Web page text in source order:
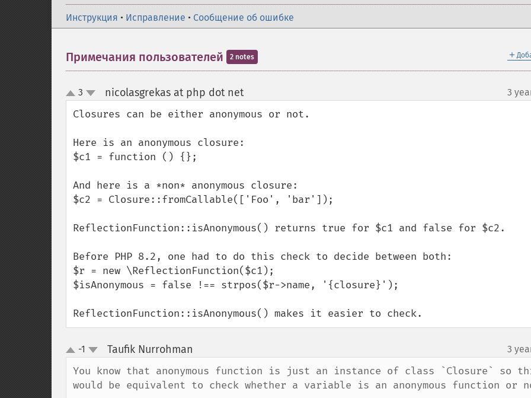
Инструкция • Исправление • Сообщение об ошибке
＋
Примечания пользователей 2 notes
up
down
3 nicolasgrekas at php dot net¶ 3
Closures can be either anonymous or not.
Here is an anonymous closure:
$c1 = function () {};
And here is a *non* anonymous closure:
$c2 = Closure::fromCallable(['Foo', 'bar']);
ReflectionFunction::isAnonymous() returns true for $c1 and false for $c2.
Before PHP 8.2, one had to do this check to decide between both:
$r = new \ReflectionFunction($c1);
$isAnonymous = false !== strpos($r->name, '{closure}');
ReflectionFunction::isAnonymous() makes it easier to check.
up
down
-1 Taufik Nurrohman 3
You know that anonymous function is just an instance of class `Closure` so
would be equivalent to check whether a variable is an anonymous function or